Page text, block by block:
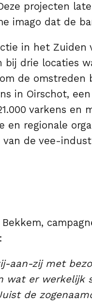
projecten
imago dat de
in het Zuiden
bij drie locaties
de omstreden
in Oirschot,
varkens en
en regionale
van de vee-
Bekkem,
aan-zij met
wat er werkelijk
de